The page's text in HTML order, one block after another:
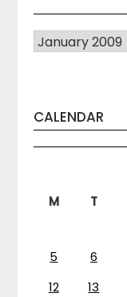
Arhiva
CALENDAR
M T
5
6
12
13